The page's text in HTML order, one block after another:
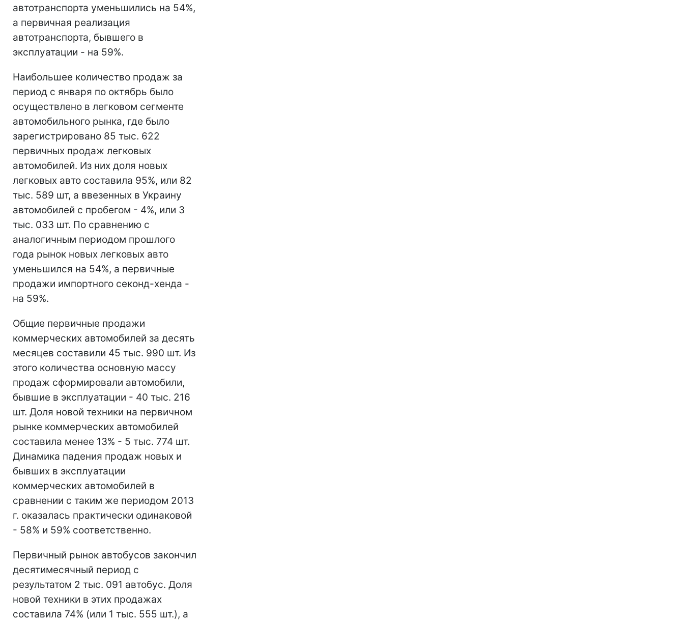
автотранспорта уменьшились на 54%,
а первичная реализация
автотранспорта, бывшего в
эксплуатации - на 59%.
Наибольшее количество продаж за
период с января по октябрь было
осуществлено в легковом сегменте
автомобильного рынка, где было
зарегистрировано 85 тыс. 622
первичных продаж легковых
автомобилей. Из них доля новых
легковых авто составила 95%, или 82
тыс. 589 шт, а ввезенных в Украину
автомобилей с пробегом - 4%, или 3
тыс. 033 шт. По сравнению с
аналогичным периодом прошлого
года рынок новых легковых авто
уменьшился на 54%, а первичные
продажи импортного секонд-хенда -
на 59%.
Общие первичные продажи
коммерческих автомобилей за десять
месяцев составили 45 тыс. 990 шт. Из
этого количества основную массу
продаж сформировали автомобили,
бывшие в эксплуатации - 40 тыс. 216
шт. Доля новой техники на первичном
рынке коммерческих автомобилей
составила менее 13% - 5 тыс. 774 шт.
Динамика падения продаж новых и
бывших в эксплуатации
коммерческих автомобилей в
сравнении с таким же периодом 2013
г. оказалась практически одинаковой
- 58% и 59% соответственно.
Первичный рынок автобусов закончил
десятимесячный период с
результатом 2 тыс. 091 автобус. Доля
новой техники в этих продажах
составила 74% (или 1 тыс. 555 шт.), а